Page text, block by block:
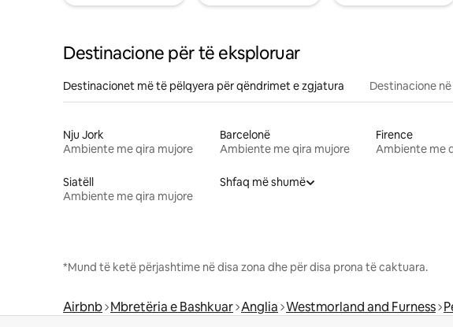
Destinacione për të eksploruar
Destinacionet më të pëlqyera për qëndrimet e zgjatura Destinacione
Nju Jork
Ambiente me qira mujore
Barcelonë
Ambiente me qira mujore
Firence
Ambiente me
Siatëll
Ambiente me qira mujore
Shfaq më shumë
*Mund të ketë përjashtime në disa zona dhe për disa prona të caktuara.
Airbnb Mbretëria e Bashkuar Anglia Westmorland and Furness